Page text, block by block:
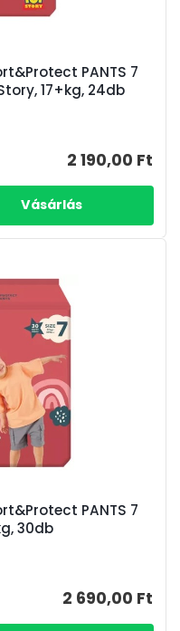
PANTS 7
17+kg, 24db
2 190,00 Ft
PANTS 7
30db
2 690,00 Ft